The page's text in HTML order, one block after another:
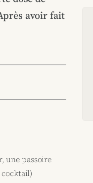
avoir fait
une passoire